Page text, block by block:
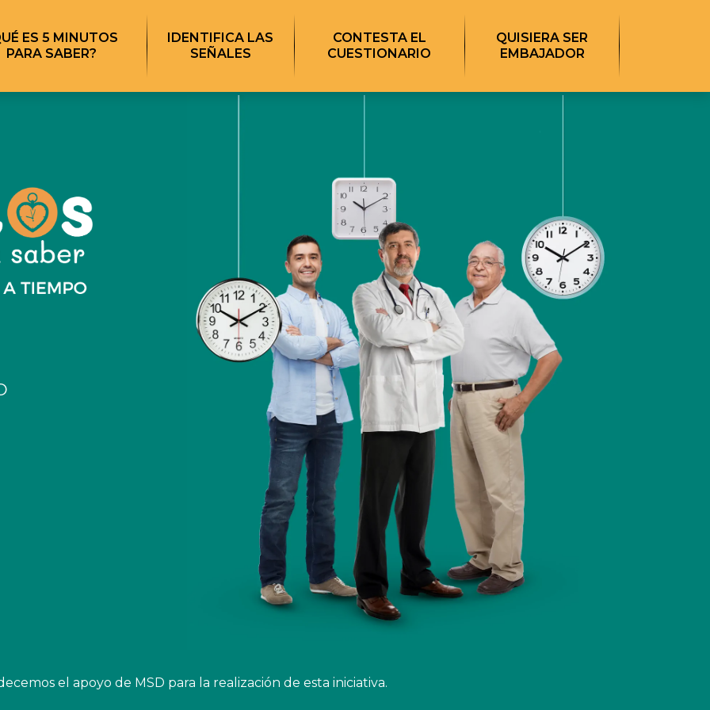
ES 5 MINUTOS
PARA SABER?
IDENTIFICA LAS
SEÑALES
CONTESTA EL
CUESTIONARIO
QUISIERA SER
EMBAJADOR
el apoyo de MSD para la realización de esta iniciativa.